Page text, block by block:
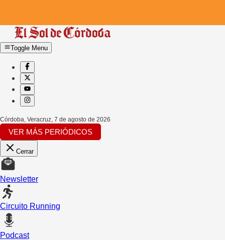
Toggle Menu
Córdoba, Veracruz 7 de agosto de 2026
VER MÁS PERIÓDICOS
Cerrar
Newsletter
Circuito Running
Podcast